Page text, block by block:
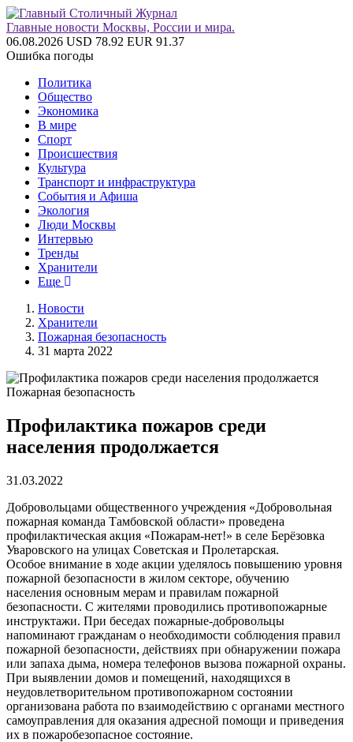
Главные новости Москвы, России и мира.
06.08.2026 USD 78.92 EUR 91.37
Ошибка погоды
Политика
Общество
Экономика
В мире
Спорт
Происшествия
Культура
Транспорт и инфраструктура
События и Афиша
Экология
Люди Москвы
Интервью
Тренды
Хранители
Еще
Новости
Хранители
Пожарная безопасность
31 марта 2022
Пожарная безопасность
Профилактика пожаров среди
населения продолжается
31.03.2022
Добровольцами общественного учреждения «Добровольная
пожарная команда Тамбовской области» проведена
профилактическая акция «Пожарам-нет!» в селе Берёзовка
Уваровского на улицах Советская и Пролетарская.
Особое внимание в ходе акции уделялось повышению уровня
пожарной безопасности в жилом секторе, обучению
населения основным мерам и правилам пожарной
безопасности. С жителями проводились противопожарные
инструктажи. При беседах пожарные-добровольцы
напоминают гражданам о необходимости соблюдения правил
пожарной безопасности, действиях при обнаружении пожара
или запаха дыма, номера телефонов вызова пожарной охраны.
При выявлении домов и помещений, находящихся в
неудовлетворительном противопожарном состоянии
организована работа по взаимодействию с органами местного
самоуправления для оказания адресной помощи и приведения
их в пожаробезопасное состояние.